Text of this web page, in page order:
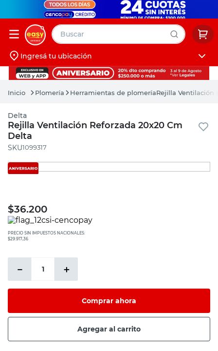
Buscar
Iniciá sesión
Ingresá tu ubicación
Plomería Herramientas de plomeríaRejilla Ventilación
Delta
Rejilla Ventilación Reforzada 20x20 Cm
Delta
:1099317
$36.200
PRECIO SIN IMPUESTOS NACIONALES:
$29.917,36
＋
－
Comprar ahora
Agregar al carrito
muebles
pintura
escritorio
puertas
placard